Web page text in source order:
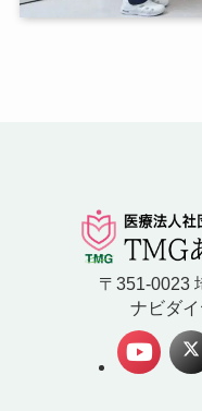
〒351-0023
ナビダ